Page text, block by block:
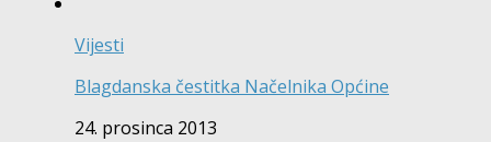
Vijesti
Blagdanska čestitka Načelnika Općine
24. prosinca 2013